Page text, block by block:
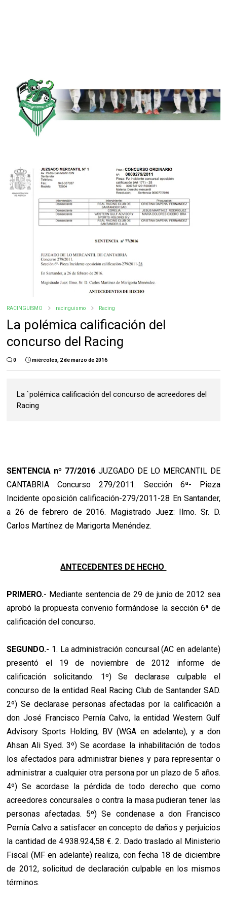
RACINGUISMO racinguismo Racing
La polémica calificación del
concurso del Racing
0 miércoles, 2 de marzo de 2016
La `polémica calificación del concurso de acreedores del
Racing
SENTENCIA nº 77/2016 JUZGADO DE LO MERCANTIL DE
CANTABRIA Concurso 279/2011. Sección 6ª- Pieza
Incidente oposición calificación-279/2011-28 En Santander,
a 26 de febrero de 2016. Magistrado Juez: Ilmo. Sr. D.
Carlos Martínez de Marigorta Menéndez.
ANTECEDENTES DE HECHO
PRIMERO.- Mediante sentencia de 29 de junio de 2012 sea
aprobó la propuesta convenio formándose la sección 6ª de
calificación del concurso.
SEGUNDO.- 1. La administración concursal (AC en adelante)
presentó el 19 de noviembre de 2012 informe de
calificación solicitando: 1º) Se declarase culpable el
concurso de la entidad Real Racing Club de Santander SAD.
2º) Se declarase personas afectadas por la calificación a
don José Francisco Pernía Calvo, la entidad Western Gulf
Advisory Sports Holding, BV (WGA en adelante), y a don
Ahsan Ali Syed. 3º) Se acordase la inhabilitación de todos
los afectados para administrar bienes y para representar o
administrar a cualquier otra persona por un plazo de 5 años.
4º) Se acordase la pérdida de todo derecho que como
acreedores concursales o contra la masa pudieran tener las
personas afectadas. 5º) Se condenase a don Francisco
Pernía Calvo a satisfacer en concepto de daños y perjuicios
la cantidad de 4.938.924,58 €. 2. Dado traslado al Ministerio
Fiscal (MF en adelante) realiza, con fecha 18 de diciembre
de 2012, solicitud de declaración culpable en los mismos
términos.